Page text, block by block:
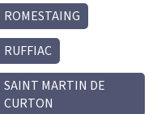
ROMESTAING
RUFFIAC
SAINT MARTIN DE
CURTON